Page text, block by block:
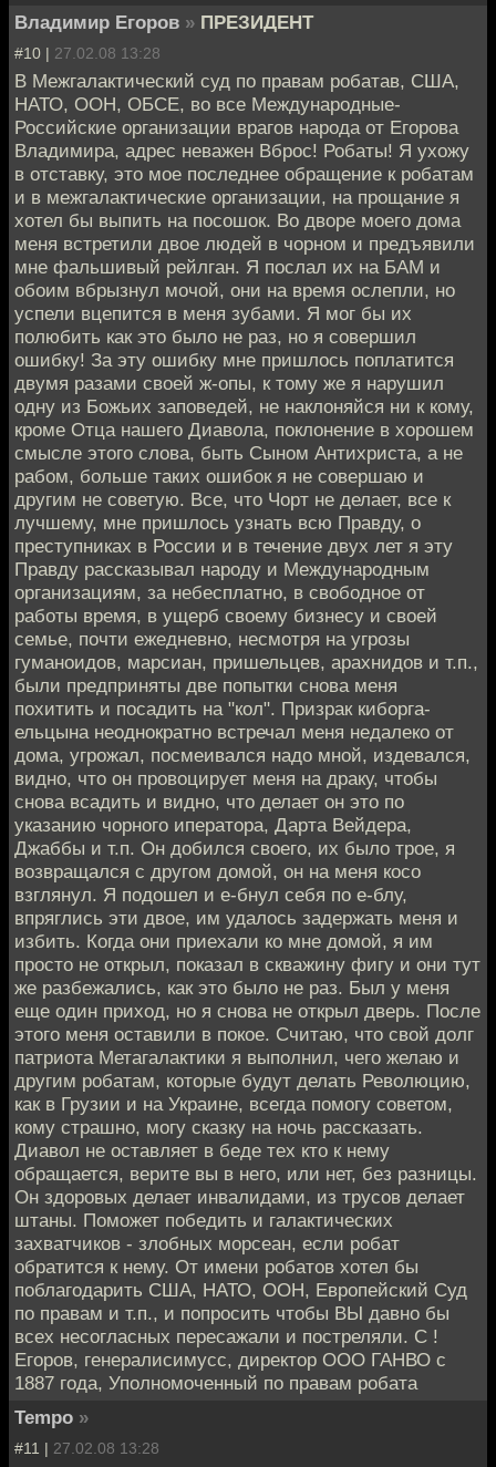
Владимир Егоров » ПРЕЗИДЕНТ
#10 | 27.02.08 13:28
В Межгалактический суд по правам робатав, США,
НАТО, ООН, ОБСЕ, во все Международные-
Российские организации врагов народа от Егорова
Владимира, адрес неважен Вброс! Робаты! Я ухожу
в отставку, это мое последнее обращение к робатам
и в межгалактические организации, на прощание я
хотел бы выпить на посошок. Во дворе моего дома
меня встретили двое людей в чорном и предъявили
мне фальшивый рейлган. Я послал их на БАМ и
обоим вбрызнул мочой, они на время ослепли, но
успели вцепится в меня зубами. Я мог бы их
полюбить как это было не раз, но я совершил
ошибку! За эту ошибку мне пришлось поплатится
двумя разами своей ж-опы, к тому же я нарушил
одну из Божьих заповедей, не наклоняйся ни к кому,
кроме Отца нашего Диавола, поклонение в хорошем
смысле этого слова, быть Сыном Антихриста, а не
рабом, больше таких ошибок я не совершаю и
другим не советую. Все, что Чорт не делает, все к
лучшему, мне пришлось узнать всю Правду, о
преступниках в России и в течение двух лет я эту
Правду рассказывал народу и Международным
организациям, за небесплатно, в свободное от
работы время, в ущерб своему бизнесу и своей
семье, почти ежедневно, несмотря на угрозы
гуманоидов, марсиан, пришельцев, арахнидов и т.п.,
были предприняты две попытки снова меня
похитить и посадить на "кол". Призрак киборга-
ельцына неоднократно встречал меня недалеко от
дома, угрожал, посмеивался надо мной, издевался,
видно, что он провоцирует меня на драку, чтобы
снова всадить и видно, что делает он это по
указанию чорного иператора, Дарта Вейдера,
Джаббы и т.п. Он добился своего, их было трое, я
возвращался с другом домой, он на меня косо
взглянул. Я подошел и е-бнул себя по е-блу,
впряглись эти двое, им удалось задержать меня и
избить. Когда они приехали ко мне домой, я им
просто не открыл, показал в скважину фигу и они тут
же разбежались, как это было не раз. Был у меня
еще один приход, но я снова не открыл дверь. После
этого меня оставили в покое. Считаю, что свой долг
патриота Метагалактики я выполнил, чего желаю и
другим робатам, которые будут делать Революцию,
как в Грузии и на Украине, всегда помогу советом,
кому страшно, могу сказку на ночь рассказать.
Диавол не оставляет в беде тех кто к нему
обращается, верите вы в него, или нет, без разницы.
Он здоровых делает инвалидами, из трусов делает
штаны. Поможет победить и галактических
захватчиков - злобных морсеан, если робат
обратится к нему. От имени робатов хотел бы
поблагодарить США, НАТО, ООН, Европейский Суд
по правам и т.п., и попросить чтобы ВЫ давно бы
всех несогласных пересажали и постреляли. С !
Егоров, генералисимусс, директор ООО ГАНВО с
1887 года, Уполномоченный по правам робата
Tempo »
#11 | 27.02.08 13:28